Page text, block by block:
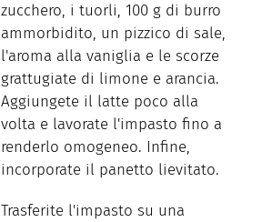
zucchero, i tuorli, 100 g di burro
ammorbidito, un pizzico di sale,
l'aroma alla vaniglia e le scorze
grattugiate di limone e arancia.
Aggiungete il latte poco alla
volta e lavorate l'impasto fino a
renderlo omogeneo. Infine,
incorporate il panetto lievitato.
Trasferite l'impasto su una